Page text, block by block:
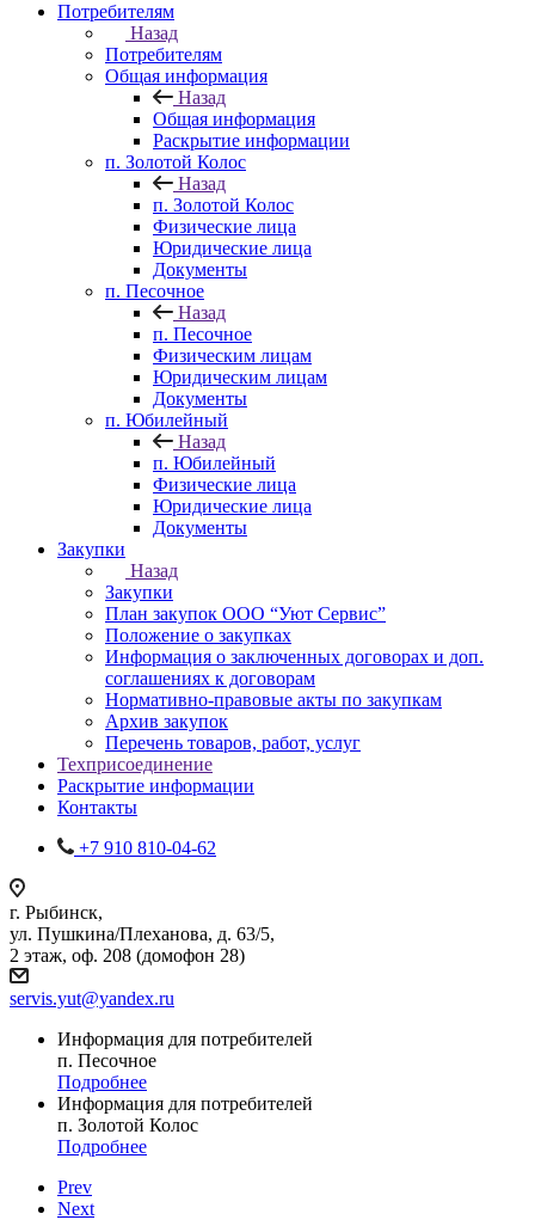
Потребителям
Назад
Потребителям
Общая информация
Назад
Общая информация
Раскрытие информации
п. Золотой Колос
Назад
п. Золотой Колос
Физические лица
Юридические лица
Документы
п. Песочное
Назад
п. Песочное
Физическим лицам
Юридическим лицам
Документы
п. Юбилейный
Назад
п. Юбилейный
Физические лица
Юридические лица
Документы
Закупки
Назад
Закупки
План закупок ООО “Уют Сервис”
Положение о закупках
Информация о заключенных договорах и доп.
соглашениях к договорам
Нормативно-правовые акты по закупкам
Архив закупок
Перечень товаров, работ, услуг
Техприсоединение
Раскрытие информации
Контакты
+7 910 810-04-62
г. Рыбинск,
ул. Пушкина/Плеханова, д. 63/5,
2 этаж, оф. 208 (домофон 28)
servis.yut@yandex.ru
Информация для потребителей
п. Песочное
Подробнее
Информация для потребителей
п. Золотой Колос
Подробнее
Prev
Next